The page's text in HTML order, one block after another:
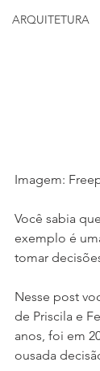
ARQUITETURA
Imagem:
Você sabia
exemplo é
tomar
Nesse post
de Priscila e
anos, foi em
ousada